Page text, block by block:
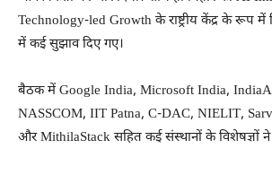
Technology-led Growth के राष्ट्रीय केंद्र के रूप में
में कई सुझाव दिए गए।
बैठक मेंGoogle India, Microsoft India,
NASSCOM, IIT Patna, C-DAC, NIELIT,
और MithilaStack सहित कई संस्थानों के विशेषज्ञों